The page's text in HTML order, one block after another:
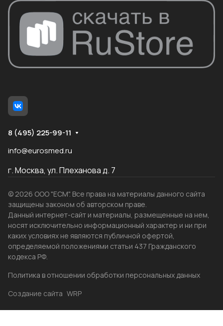
8 (495) 225-99-11
info@eurosmed.ru
г. Москва, ул. Плеханова д. 7
© 2026 ООО "ЕСМ". Все права на материалы данного сайта
защищены законом об авторском праве.
Данный интернет-сайт и материалы, размещенные на нем,
носят исключительно информационный характер и ни при
каких условиях не являются публичной офертой,
определяемой положениями статьи 437 Гражданского
кодекса РФ.
Политика в отношении обработки персональных данных
Создание сайта WRP